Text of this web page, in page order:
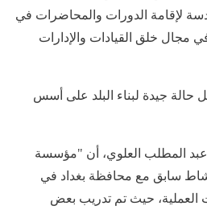
لإقامة الدورات والمحاضرات في
خلق القيادات والإدارات
جيدة لبناء البلد على أسس
المطلب العلوي، أن "مؤسسة
نشاط سابق مع محافظة بغداد في
العملية، حيث تم تدريب بعض